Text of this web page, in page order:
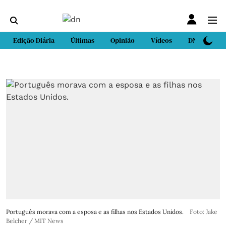
Edição Diária Últimas Opinião Vídeos DN Sport
Português morava com a esposa e as filhas nos Estados Unidos.
Foto: Jake
Belcher / MIT News